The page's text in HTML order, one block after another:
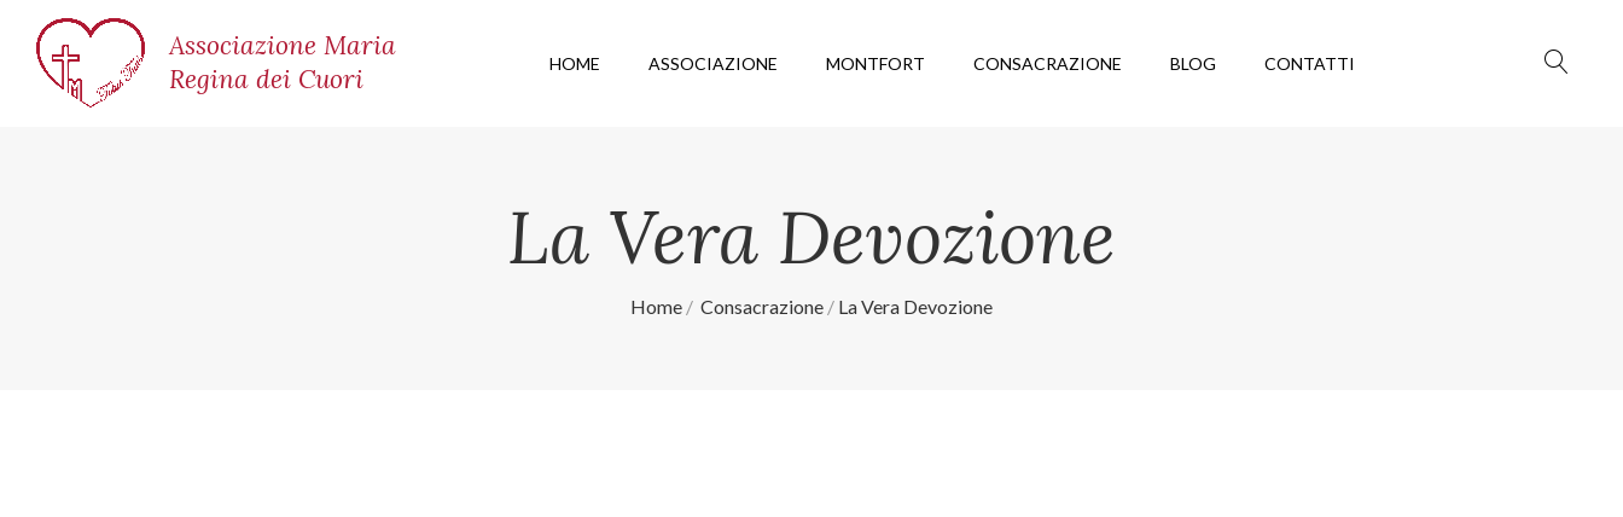
Associazione Maria
Regina dei Cuori
HOME ASSOCIAZIONE MONTFORT CONSACRAZIONE BLOG CONTATTI
La Vera Devozione
Home Consacrazione La Vera Devozione